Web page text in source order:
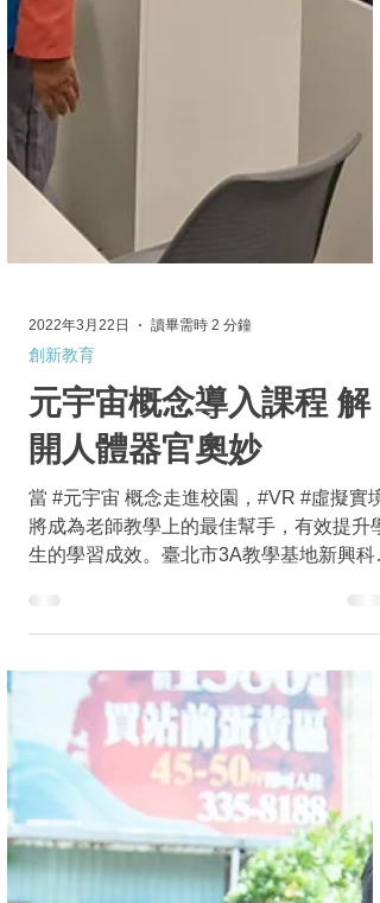
2022年3月22日 讀畢需時 2 分鐘
創新教育
開人體器官奧妙
當 #元宇宙 概念走進校園，#VR #虛擬實境
將成為老師教學上的最佳幫手，有效提升學
生的學習成效。臺北市3A教學基地新興科
推廣中心發展元宇宙概念導入生物課程，並
在《臺北市智慧與資訊科技教育白皮書》發
表會上，由金華國中謝欣昀老師帶領松山家
商資料處理科林彥廷丶林芳瑋同學，及...